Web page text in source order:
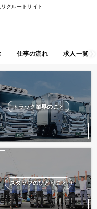
クルートサイト
仕事の流れ 求人一覧
トラック業界のこと
スタッフのひとりごと